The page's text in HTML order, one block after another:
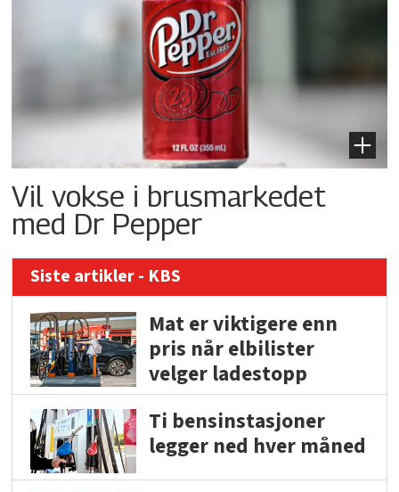
Vil vokse i brusmarkedet
med Dr Pepper
Siste artikler - KBS
Mat er viktigere enn
pris når elbilister
velger ladestopp
Ti bensinstasjoner
legger ned hver måned